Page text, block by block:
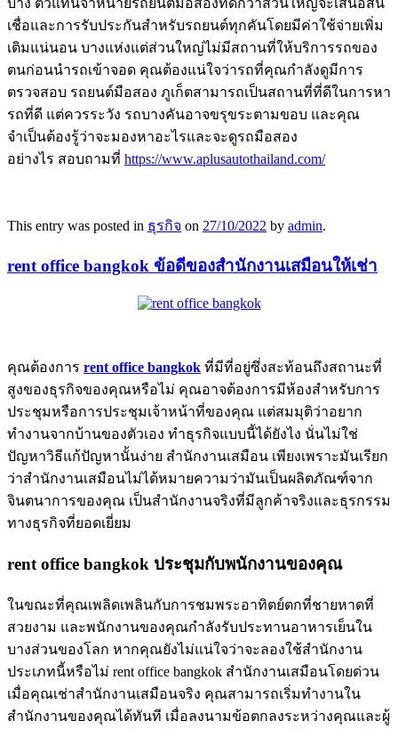
เชื่อและการรับประกันสำหรับรถยนต์ทุกคันโดยมีค่าใช้จ่ายเพิ่ม
เติมแน่นอน บางแห่งแต่ส่วนใหญ่ไม่มีสถานที่ให้บริการรถของ
ตนก่อนนำรถเข้าจอด คุณต้องแน่ใจว่ารถที่คุณกำลังดูมีการ
ตรวจสอบ รถยนต์มือสอง ภูเก็ตสามารถเป็นสถานที่ที่ดีในการหา
รถที่ดี แต่ควรระวัง รถบางคันอาจขรุขระตามขอบ และคุณ
จำเป็นต้องรู้ว่าจะมองหาอะไรและจะดูรถมือสอง
อย่างไร สอบถามที่ https://www.aplusautothailand.com/
This entry was posted in ธุรกิจ on 27/10/2022 by admin.
rent office bangkok ข้อดีของสำนักงานเสมือนให้เช่า
คุณต้องการ rent office bangkok ที่มีที่อยู่ซึ่งสะท้อนถึงสถานะที่
สูงของธุรกิจของคุณหรือไม่ คุณอาจต้องการมีห้องสำหรับการ
ประชุมหรือการประชุมเจ้าหน้าที่ของคุณ แต่สมมุติว่าอยาก
ทำงานจากบ้านของตัวเอง ทำธุรกิจแบบนี้ได้ยังไง นั่นไม่ใช่
ปัญหาวิธีแก้ปัญหานั้นง่าย สำนักงานเสมือน เพียงเพราะมันเรียก
ว่าสำนักงานเสมือนไม่ได้หมายความว่ามันเป็นผลิตภัณฑ์จาก
จินตนาการของคุณ เป็นสำนักงานจริงที่มีลูกค้าจริงและธุรกรรม
ทางธุรกิจที่ยอดเยี่ยม
rent office bangkok ประชุมกับพนักงานของคุณ
ในขณะที่คุณเพลิดเพลินกับการชมพระอาทิตย์ตกที่ชายหาดที่
สวยงาม และพนักงานของคุณกำลังรับประทานอาหารเย็นใน
บางส่วนของโลก หากคุณยังไม่แน่ใจว่าจะลองใช้สำนักงาน
ประเภทนี้หรือไม่ rent office bangkok สำนักงานเสมือนโดยด่วน
เมื่อคุณเช่าสำนักงานเสมือนจริง คุณสามารถเริ่มทำงานใน
สำนักงานของคุณได้ทันที เมื่อลงนามข้อตกลงระหว่างคุณและผู้